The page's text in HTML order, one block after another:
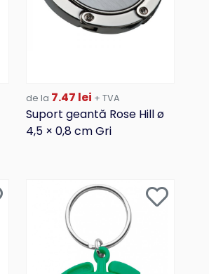
de la 7.47 lei + TVA
Suport geantă Rose Hill ø
4,5 × 0,8 cm Gri